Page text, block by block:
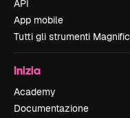
API
App mobile
Tutti gli strumenti Magnific
Inizia
Academy
Documentazione